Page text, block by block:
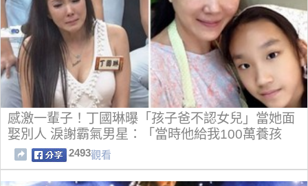
感激一輩子！丁國琳曝「孩子爸不認女兒」當她面
娶別人 淚謝霸氣男星：「當時他給我100萬養孩
子」
2493觀看